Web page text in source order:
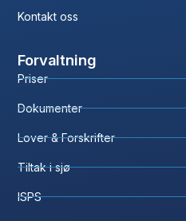
Kontakt oss
Forvaltning
Priser
Dokumenter
Lover & Forskrifter
Tiltak i sjø
ISPS